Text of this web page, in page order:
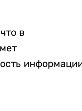
в